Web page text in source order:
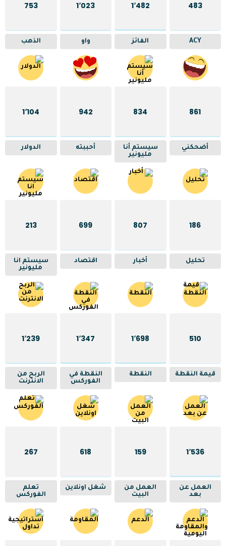
483
ACY
1٬482
الفائز
1٬023
واو
753
الذهب
861
أضحكني
834
سيستم أنا
مليونير
942
أحببته
1٬104
الدولار
186
تحليل
807
أخبار
699
اقتصاد
213
سيستم انا
مليونير
510
قيمة النقطة
1٬698
النقطة
1٬347
النقطة في
الفوركس
1٬239
الربح من
الانترنت
1٬536
العمل عن
بعد
159
العمل من
البيت
618
شغل اونلاين
267
تعلم
الفوركس